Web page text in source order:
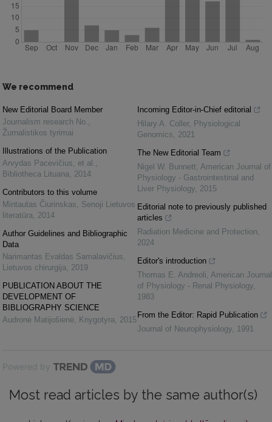
We recommend
New Editorial Board Member
Journalism research No.
Žurnalistikos tyrimai
Illustrations of the Publication
Arvydas Pacevičius, et al.
Bibliotheca Lituana
2014
Contributors to this volume
Mintautas Čiurinskas
Senoji Lietuvos
literatūra
2014
Author Guidelines and Bibliographic
Data
Narimantas Evaldas Samalavičius
Lietuvos chirurgija
2019
PUBLICATION ABOUT THE
DEVELOPMENT OF
BIBLIOGRAPHY SCIENCE
Audronė Matijošienė
Knygotyra 2015
Incoming Editor-in-Chief editorial
Hilary A. Coller, Physiological
Genomics
2021
The New Editorial Team
Nigel W. Bunnett American Journal of
Physiology - Gastrointestinal and
Liver Physiology 2015
Editorial note to previously published
articles
Radiation Medicine and Protection
2024
Editor's introduction
Thomas E. Andreoli American Journal
of Physiology - Renal Physiology
1983
From the Editor: Rapid Publication
Journal of Neurophysiology
1991
Powered by
Most read articles by the same author(s)